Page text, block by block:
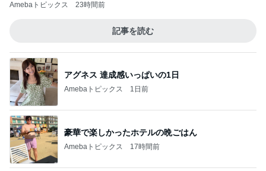
Amebaトピックス 23時間前
記事を読む
アグネス 達成感いっぱいの1日
Amebaトピックス 1日前
豪華で楽しかったホテルの晩ごはん
Amebaトピックス 17時間前